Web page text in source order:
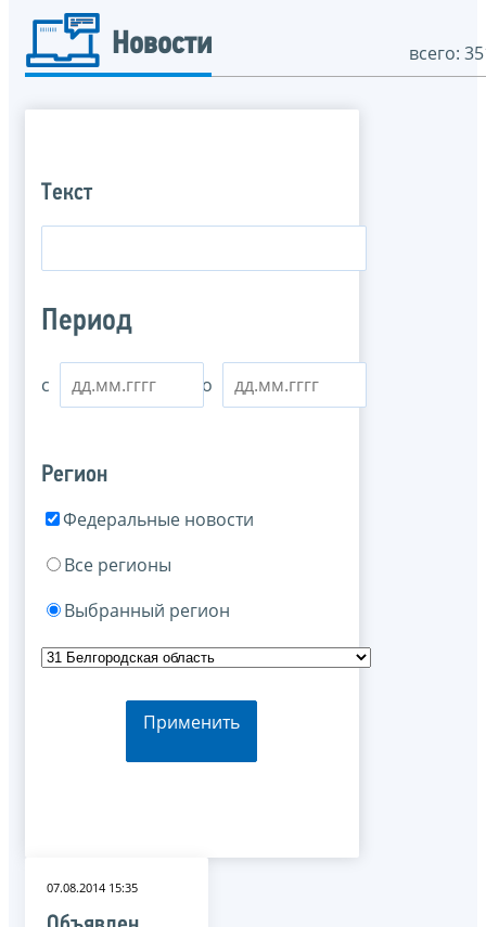
Новости всего:
Текст
Период
с по
Регион
Федеральные новости
Все регионы
Выбранный регион
Применить
07.08.2014 15:35